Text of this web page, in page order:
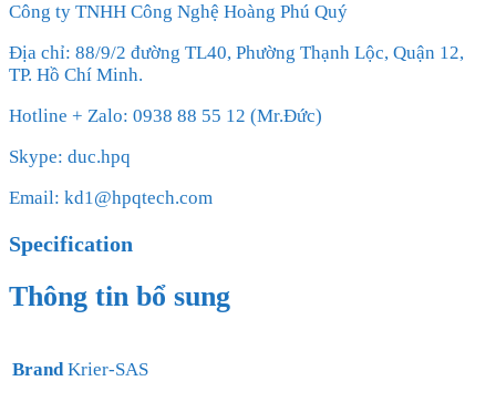
Công ty TNHH Công Nghệ Hoàng Phú Quý
Địa chỉ: 88/9/2 đường TL40, Phường Thạnh Lộc, Quận 12,
TP. Hồ Chí Minh.
Hotline + Zalo: 0938 88 55 12 (Mr.Đức)
Skype: duc.hpq
Email: kd1@hpqtech.com
Specification
Thông tin bổ sung
Brand Krier-SAS